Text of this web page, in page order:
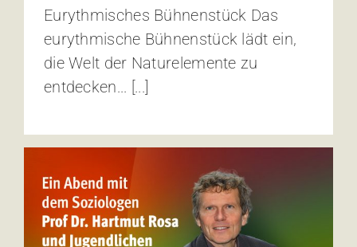
Eurythmisches Bühnenstück Das
eurythmische Bühnenstück lädt ein,
die Welt der Naturelemente zu
entdecken... [...]